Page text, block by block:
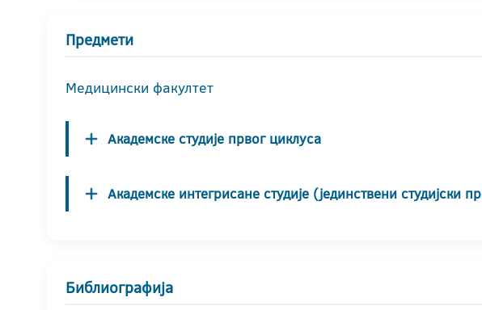
Предмети
Медицински факултет
Академске студије првог циклуса
Академске интегрисане студије (јединствени студијски
Библиографија